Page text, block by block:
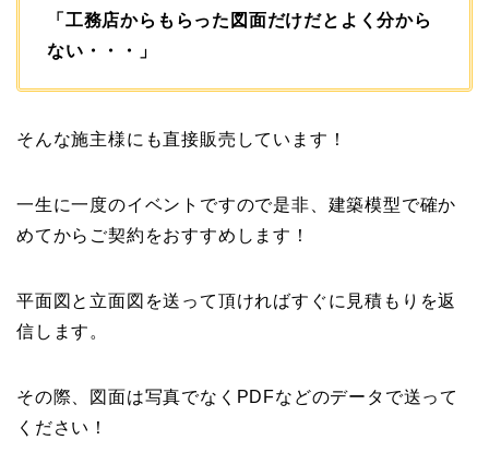
「工務店からもらった図面だけだとよく分から
ない・・・」
そんな施主様にも直接販売しています！
一生に一度のイベントですので是非、建築模型で確か
めてからご契約をおすすめします！
平面図と立面図を送って頂ければすぐに見積もりを返
信します。
その際、図面は写真でなくPDFなどのデータで送って
ください！